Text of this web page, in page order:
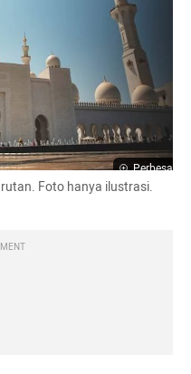
Perbesar
Foto hanya ilustrasi.